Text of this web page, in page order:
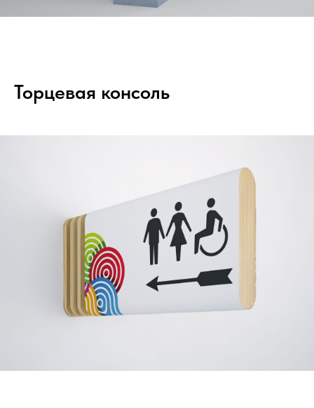
Торцевая консоль